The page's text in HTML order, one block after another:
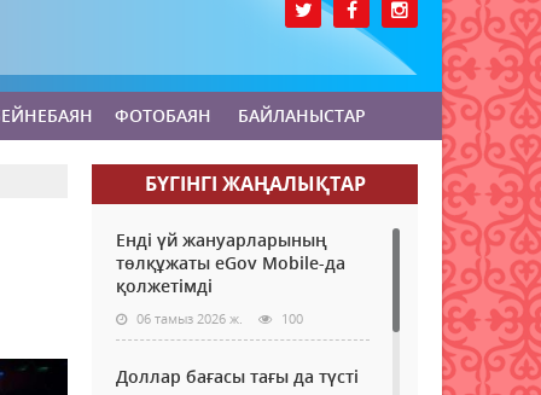
ФОТОБАЯН БАЙЛАНЫСТАР
БҮГІНГI ЖАҢАЛЫҚТАР
Енді үй жануарларының
төлқұжаты eGov Mobile-да
қолжетімді
06 тамыз 2026 ж. 100
Доллар бағасы тағы да түсті